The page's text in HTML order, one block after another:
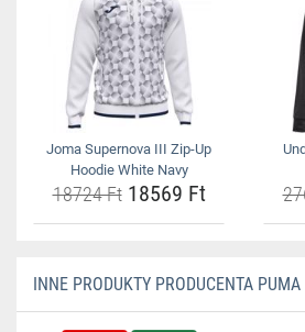
Joma Supernova III Zip-Up
Hoodie White Navy
18724 Ft18569 Ft
INNE PRODUKTY PRODUCENTA PUMA